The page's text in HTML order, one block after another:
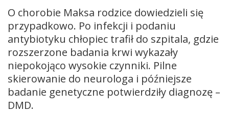
O chorobie Maksa rodzice dowiedzieli się
przypadkowo. Po infekcji i podaniu
antybiotyku chłopiec trafił do szpitala, gdzie
rozszerzone badania krwi wykazały
niepokojąco wysokie czynniki. Pilne
skierowanie do neurologa i późniejsze
badanie genetyczne potwierdziły diagnozę –
DMD.